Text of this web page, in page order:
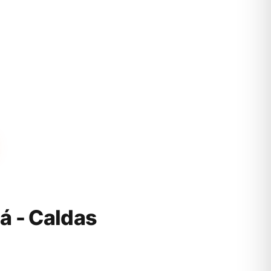
- Caldas